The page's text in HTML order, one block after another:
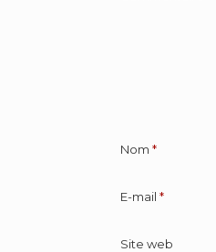
Nom *
E-mail *
Site web